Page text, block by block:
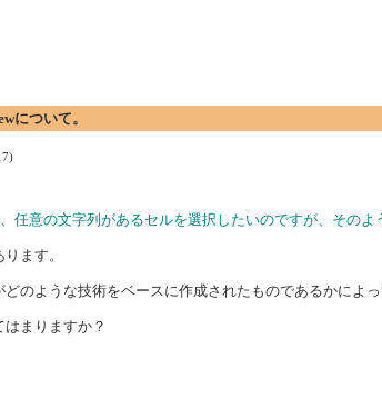
について。
任意の文字列があるセルを選択したいのですが、そのよ
ます。
のような技術をベースに作成されたものであるかによっ
まりますか？